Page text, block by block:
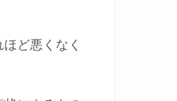
ど悪くなく